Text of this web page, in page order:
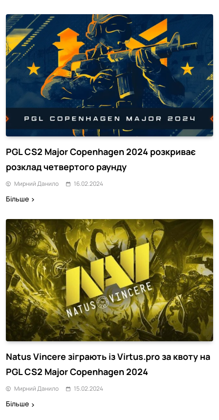
PGL CS2 Major Copenhagen 2024 розкриває
розклад четвертого раунду
Мирний Данило 16.02.2024
Більше
Natus Vincere зіграють із Virtus.pro за квоту на
PGL CS2 Major Copenhagen 2024
Мирний Данило 15.02.2024
Більше